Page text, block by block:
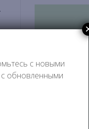
с новыми
с обновленными